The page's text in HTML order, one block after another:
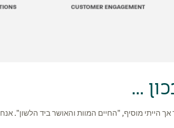
...
הייתי מוסיף, "החיים המוות והאושר ביד הלשון".